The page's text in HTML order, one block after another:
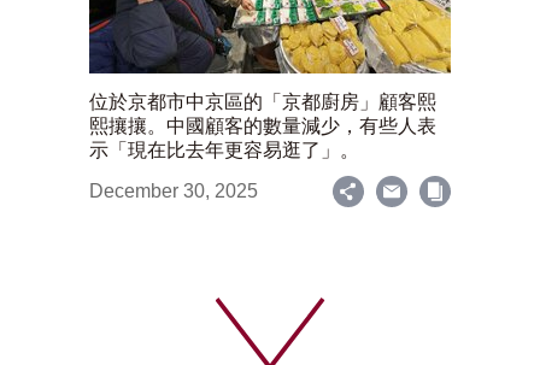
位於京都市中京區的「京都廚房」顧客熙
熙攘攘。中國顧客的數量減少，有些人表
示「現在比去年更容易逛了」。
December 30, 2025